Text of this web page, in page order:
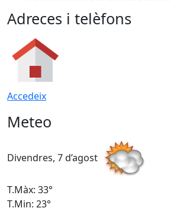
Adreces i telèfons
Accedeix
Meteo
Divendres, 7 d’agost
T.Màx: 33°
T.Min: 23°